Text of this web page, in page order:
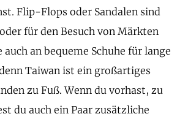
Flip-Flops oder Sandalen sind
für den Besuch von Märkten
an bequeme Schuhe für lange
Taiwan ist ein großartiges
zu Fuß. Wenn du vorhast, zu
du auch ein Paar zusätzliche